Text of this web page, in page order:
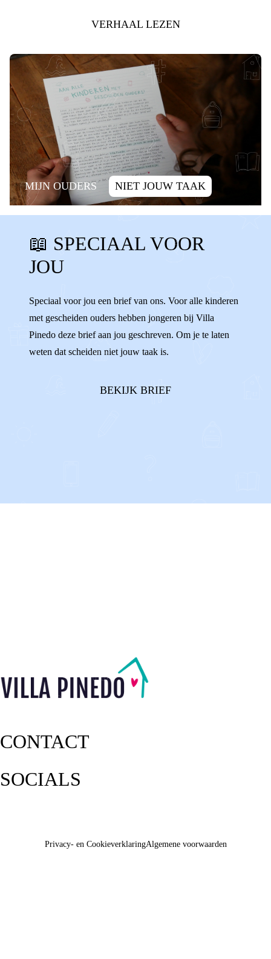
VERHAAL LEZEN
MIJN OUDERS NIET JOUW TAAK
SCHULD ALLEEN ZIJN
ALLEEN VOELEN SCHULDIG
WENNEN
WISSELEN VERHUIZEN ALLEEN
ENIGE AFSPRAKEN
📖 SPECIAAL VOOR
JOU
Speciaal voor jou een brief van ons. Voor alle kinderen
met gescheiden ouders hebben jongeren bij Villa
Pinedo deze brief aan jou geschreven. Om je te laten
weten dat scheiden niet jouw taak is.
BEKIJK BRIEF
CONTACT
SOCIALS
Privacy- en CookieverklaringAlgemene voorwaarden